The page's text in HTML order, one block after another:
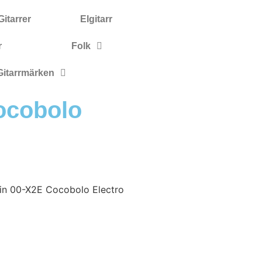
Elgitarr
Folk
00-X2E Cocobolo Electro